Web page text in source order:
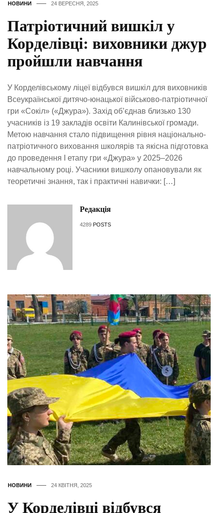
НОВИНИ 24 ВЕРЕСНЯ, 2025
Патріотичний вишкіл у
Корделівці: виховники джур
пройшли навчання
У Корделівському ліцеї відбувся вишкіл для виховників
Всеукраїнської дитячо-юнацької військово-патріотичної
гри «Сокіл» («Джура»). Захід об’єднав близько 130
учасників із 19 закладів освіти Калинівської громади.
Метою навчання стало підвищення рівня національно-
патріотичного виховання школярів та якісна підготовка
до проведення І етапу гри «Джура» у 2025–2026
навчальному році. Учасники вишколу опановували як
теоретичні знання, так і практичні навички: […]
Редакція
4289 POSTS
НОВИНИ 24 КВІТНЯ, 2025
У Корделівці відбувся